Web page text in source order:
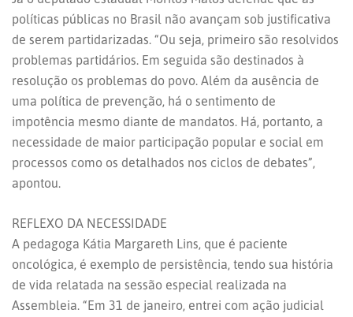
políticas públicas no Brasil não avançam sob justificativa
de serem partidarizadas. “Ou seja, primeiro são resolvidos
problemas partidários. Em seguida são destinados à
resolução os problemas do povo. Além da ausência de
uma política de prevenção, há o sentimento de
impotência mesmo diante de mandatos. Há, portanto, a
necessidade de maior participação popular e social em
processos como os detalhados nos ciclos de debates”,
apontou.
REFLEXO DA NECESSIDADE
A pedagoga Kátia Margareth Lins, que é paciente
oncológica, é exemplo de persistência, tendo sua história
de vida relatada na sessão especial realizada na
Assembleia. “Em 31 de janeiro, entrei com ação judicial